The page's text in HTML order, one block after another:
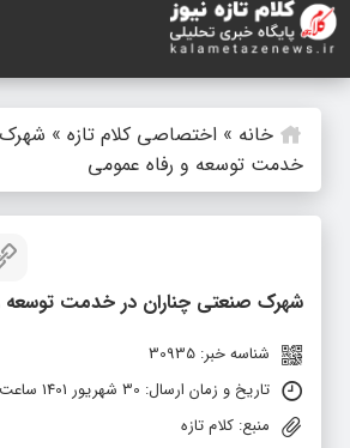
خانه » اختصاصی کلام تازه »
خدمت توسعه و رفاه عمومی
شهرک‌ صنعتی چناران در خدمت توسعه
شناسه خبر: 30935
تاریخ و زمان ارسال: 30 شهریور 1401 ساعت 12:47
منبع: کلام تازه